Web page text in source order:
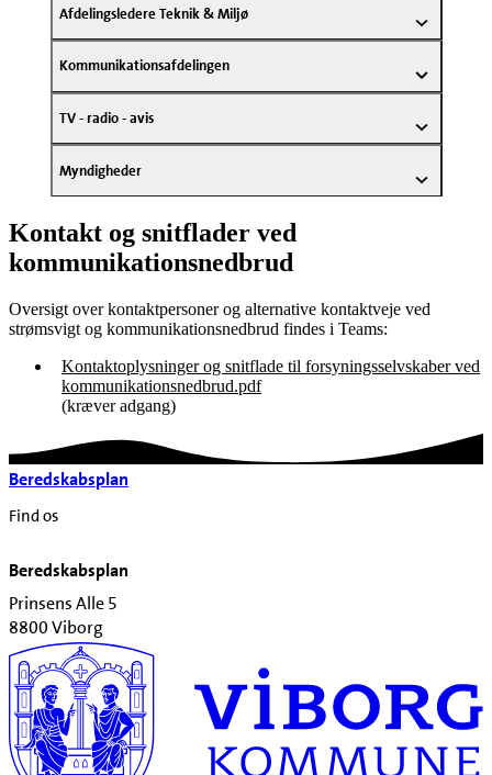
Afdelingsledere Teknik & Miljø
Kommunikationsafdelingen
TV - radio - avis
Myndigheder
Kontakt og snitflader ved
kommunikationsnedbrud
Oversigt over kontaktpersoner og alternative kontaktveje ved
strømsvigt og kommunikationsnedbrud findes i Teams:
Kontaktoplysninger og snitflade til forsyningsselvskaber ved
kommunikationsnedbrud.pdf
(kræver adgang)
Beredskabsplan
Find os
Beredskabsplan
Prinsens Alle 5
8800 Viborg